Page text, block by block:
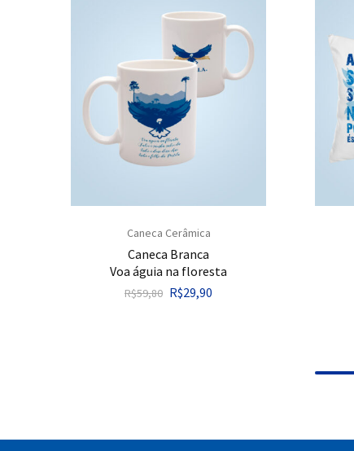
Caneca Cerâmica
Caneca Branca
Voa águia na floresta
R$59,80 R$29,90